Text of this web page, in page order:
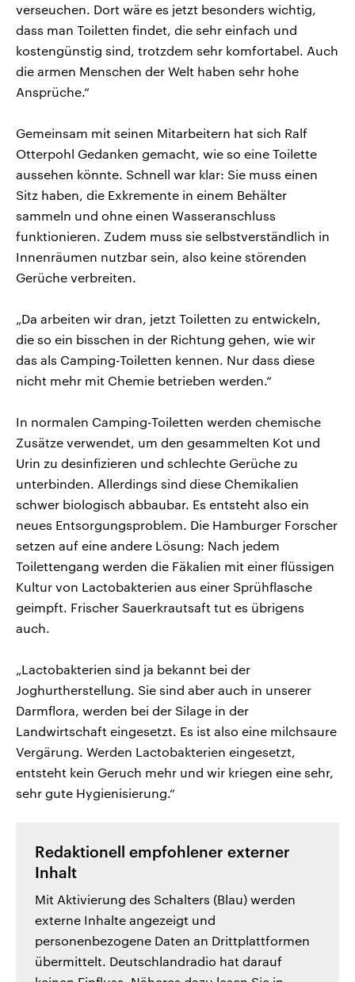
verseuchen. Dort wäre es jetzt besonders wichtig,
dass man Toiletten findet, die sehr einfach und
kostengünstig sind, trotzdem sehr komfortabel. Auch
die armen Menschen der Welt haben sehr hohe
Ansprüche.“
Gemeinsam mit seinen Mitarbeitern hat sich Ralf
Otterpohl Gedanken gemacht, wie so eine Toilette
aussehen könnte. Schnell war klar: Sie muss einen
Sitz haben, die Exkremente in einem Behälter
sammeln und ohne einen Wasseranschluss
funktionieren. Zudem muss sie selbstverständlich in
Innenräumen nutzbar sein, also keine störenden
Gerüche verbreiten.
„Da arbeiten wir dran, jetzt Toiletten zu entwickeln,
die so ein bisschen in der Richtung gehen, wie wir
das als Camping-Toiletten kennen. Nur dass diese
nicht mehr mit Chemie betrieben werden.“
In normalen Camping-Toiletten werden chemische
Zusätze verwendet, um den gesammelten Kot und
Urin zu desinfizieren und schlechte Gerüche zu
unterbinden. Allerdings sind diese Chemikalien
schwer biologisch abbaubar. Es entsteht also ein
neues Entsorgungsproblem. Die Hamburger Forscher
setzen auf eine andere Lösung: Nach jedem
Toilettengang werden die Fäkalien mit einer flüssigen
Kultur von Lactobakterien aus einer Sprühflasche
geimpft. Frischer Sauerkrautsaft tut es übrigens
auch.
„Lactobakterien sind ja bekannt bei der
Joghurtherstellung. Sie sind aber auch in unserer
Darmflora, werden bei der Silage in der
Landwirtschaft eingesetzt. Es ist also eine milchsaure
Vergärung. Werden Lactobakterien eingesetzt,
entsteht kein Geruch mehr und wir kriegen eine sehr,
sehr gute Hygienisierung.“
Redaktionell empfohlener externer
Inhalt
Mit Aktivierung des Schalters (Blau) werden
externe Inhalte angezeigt und
personenbezogene Daten an Drittplattformen
übermittelt. Deutschlandradio hat darauf